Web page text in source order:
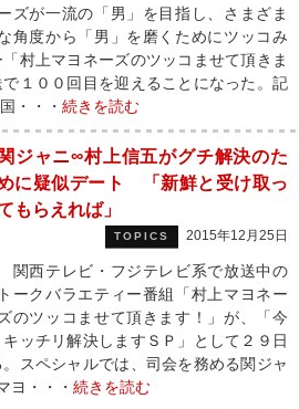
ズが一流の「男」を目指し、さまざま
角度から「男」を磨くためにツッコみ
村上マヨネーズのツッコませて頂きま
１００回目を迎えることになった。記
・・・ 続きを読む
関ジャニ∞村上信五がグチ解決のた
に疑似デート 「新鮮と受け取っ
もらえれば」
TOPICS 2015年12月25日
関西テレビ・フジテレビ系で放送中の
トークバラエティー番組「村上マヨネー
ズのツッコませて頂きます！」が、「今
ッチリ解決しますＳＰ」として２９日
スペシャルでは、司会を務める関ジャ
ヨ・・・ 続きを読む